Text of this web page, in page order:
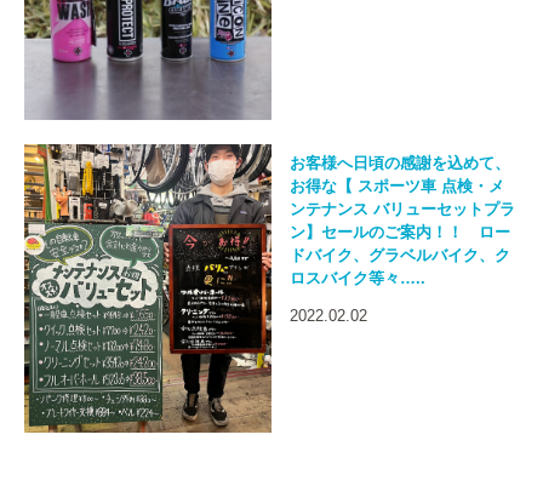
お客様へ日頃の感謝を込めて、
お得な【 スポーツ車 点検・メ
ンテナンス バリューセットプラ
ン】セールのご案内！！ ロー
ドバイク、グラベルバイク、ク
ロスバイク等々…..
2022.02.02